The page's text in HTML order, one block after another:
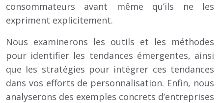
consommateurs avant même qu’ils ne les
expriment explicitement.
Nous examinerons les outils et les méthodes
pour identifier les tendances émergentes, ainsi
que les stratégies pour intégrer ces tendances
dans vos efforts de personnalisation. Enfin, nous
analyserons des exemples concrets d’entreprises